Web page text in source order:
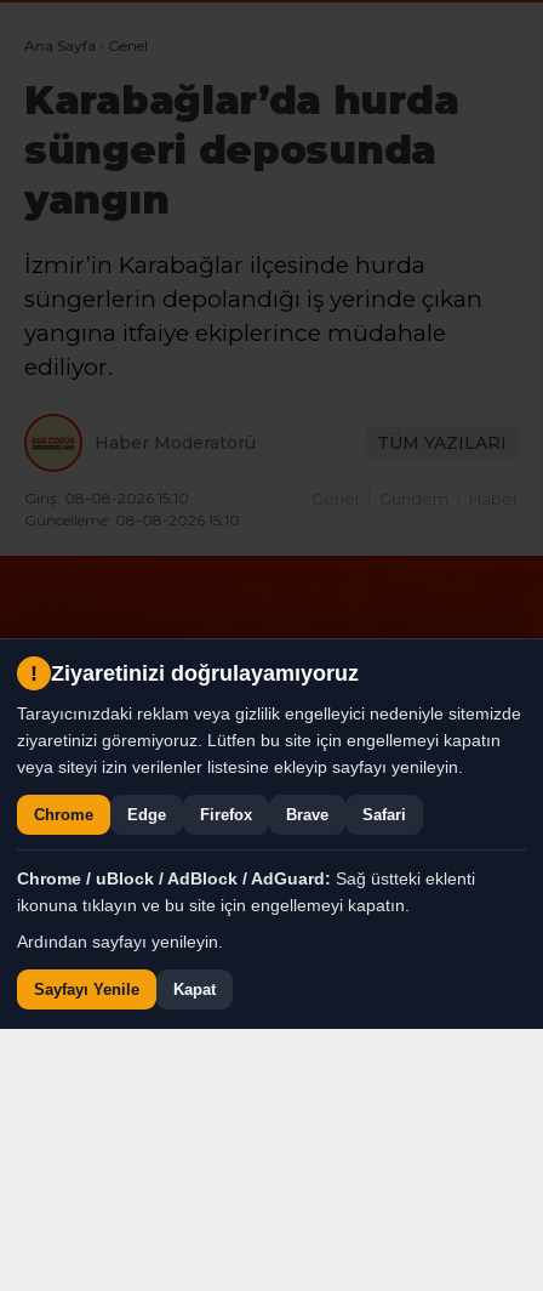
Ana Sayfa › Genel
Karabağlar’da hurda
süngeri deposunda
yangın
İzmir’in Karabağlar ilçesinde hurda
süngerlerin depolandığı iş yerinde çıkan
yangına itfaiye ekiplerince müdahale
ediliyor.
Haber Moderatörü TÜM YAZILARI
Giriş: 08-08-2026 15:10
Güncelleme: 08-08-2026 15:10
Gündem Haber
! Ziyaretinizi doğrulayamıyoruz
Tarayıcınızdaki reklam veya gizlilik engelleyici nedeniyle sitemizde
ziyaretinizi göremiyoruz. Lütfen bu site için engellemeyi kapatın
veya siteyi izin verilenler listesine ekleyip sayfayı yenileyin.
Chrome Edge Firefox Brave Safari
Chrome / uBlock / AdBlock / AdGuard: Sağ üstteki eklenti
ikonuna tıklayın ve bu site için engellemeyi kapatın.
Ardından sayfayı yenileyin.
Sayfayı Yenile Kapat